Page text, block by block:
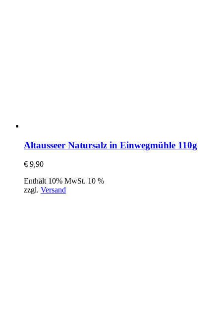
Altausseer Natursalz in Einwegmühle 110g
€ 9,90
Enthält 10% MwSt. 10 %
zzgl. Versand